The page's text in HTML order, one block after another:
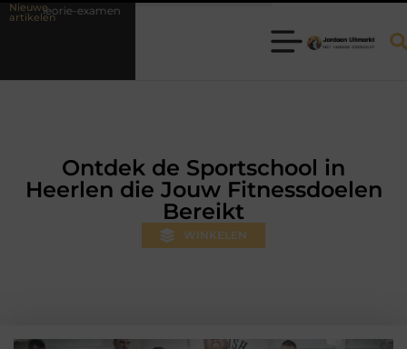
Nieuwe
artikelen
Fysiotherapie Hilversum: professionele hulp bij pijn en
Ontdek de Sportschool in
Heerlen die Jouw Fitnessdoelen
Bereikt
WINKELEN